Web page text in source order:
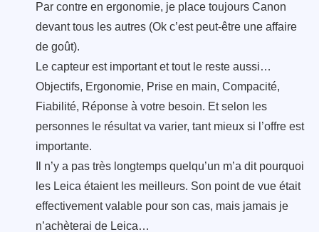
Par contre en ergonomie, je place toujours Canon
devant tous les autres (Ok c’est peut-être une affaire
de goût).
Le capteur est important et tout le reste aussi…
Objectifs, Ergonomie, Prise en main, Compacité,
Fiabilité, Réponse à votre besoin. Et selon les
personnes le résultat va varier, tant mieux si l’offre est
importante.
Il n’y a pas très longtemps quelqu’un m’a dit pourquoi
les Leica étaient les meilleurs. Son point de vue était
effectivement valable pour son cas, mais jamais je
n’achèterai de Leica…